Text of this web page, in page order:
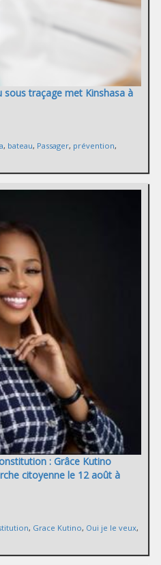
sous traçage met Kinshasa à
, bateau, Passager, prévention,
: Grâce Kutino
citoyenne le 12 août à
, Grace Kutino, Oui je le veux,